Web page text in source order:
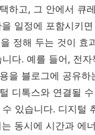
하고, 그 안에서 큐
일정에 포함시키
정해 두는 것이 효
다. 예를 들어, 전
을 블로그에 공유
디톡스와 연결될
있습니다. 디지털
동시에 시간과 에